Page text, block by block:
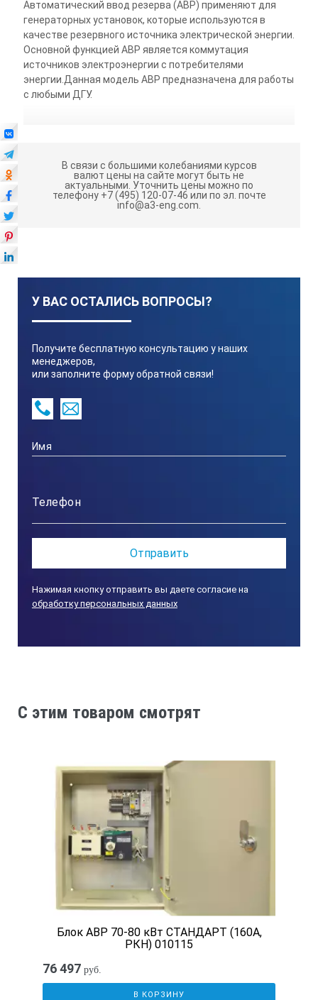
Автоматический ввод резерва (АВР) применяют для
генераторных установок, которые используются в
качестве резервного источника электрической энергии.
Основной функцией АВР является коммутация
источников электроэнергии с потребителями
энергии.Данная модель АВР предназначена для работы
с любыми ДГУ.
В связи с большими колебаниями курсов
валют цены на сайте могут быть не
актуальными. Уточнить цены можно по
телефону +7 (495) 120-07-46 или по эл. почте
info@a3-eng.com.
У ВАС ОСТАЛИСЬ ВОПРОСЫ?
Получите бесплатную консультацию у наших
менеджеров,
или заполните форму обратной связи!
Нажимая кнопку отправить вы даете согласие на
обработку персональных данных
C этим товаром смотрят
Блок АВР 70-80 кВт СТАНДАРТ (160А,
РКН) 010115
76 497 руб.
В КОРЗИНУ